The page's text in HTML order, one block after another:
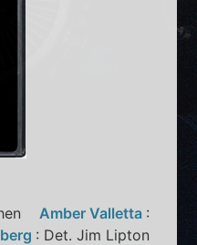
Amber Valletta :
: Det. Jim Lipton